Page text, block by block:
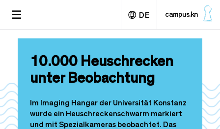
m
n
h
TOGGLE
DE campus.kn
10.000 Heuschrecken
unter Beobachtung
Im Imaging Hangar der Universität Konstanz
wurde ein Heuschreckenschwarm markiert
und mit Spezialkameras beobachtet. Das